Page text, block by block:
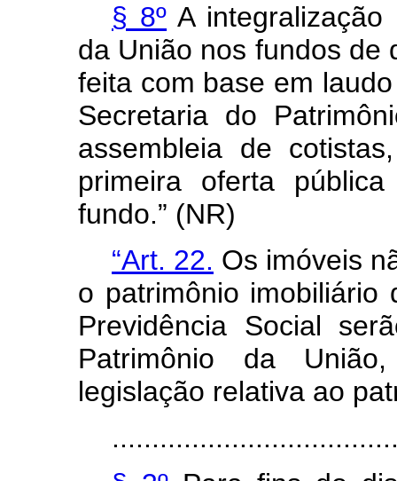
§ 8º A
da União nos fundos de
feita com base em
Secretaria do
assembleia de
primeira oferta
fundo.” (NR)
“Art. 22. Os imóveis
o patrimônio imobiliário
Previdência Social
Patrimônio da
legislação relativa ao